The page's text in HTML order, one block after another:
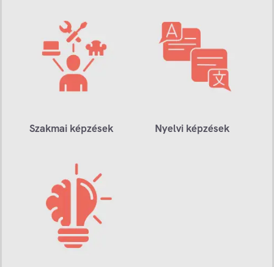
Szakmai képzések Nyelvi képzések